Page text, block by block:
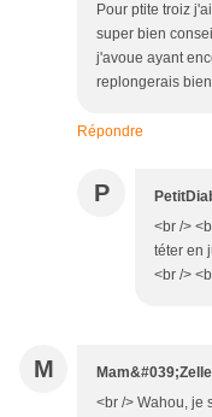
Pour ptite troiz
super bien
j'avoue ayant
replongerais
Répondre
P
<br />
téter en
<br />
M
<br /> Wahou, je